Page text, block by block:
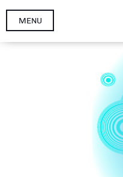
Aller
MENU